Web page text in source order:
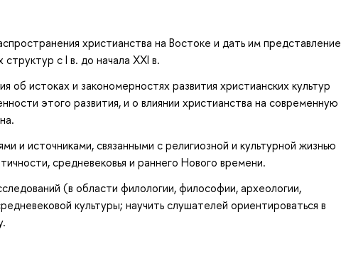
христианства на Востоке и дать им представление
с I в. до начала XXI в.
об истоках и закономерностях развития христианских культур
этого развития, и о влиянии христианства на современную
и источниками, связанными с религиозной и культурной жизнью
средневековья и раннего Нового времени.
(в области филологии, философии, археологии,
культуры; научить слушателей ориентироваться в